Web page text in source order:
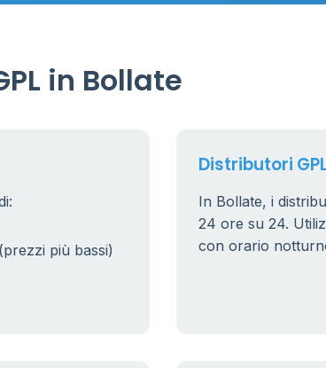
in Bollate
più bassi)
Distributori
In Bollate, i
24 ore su 24.
con orario